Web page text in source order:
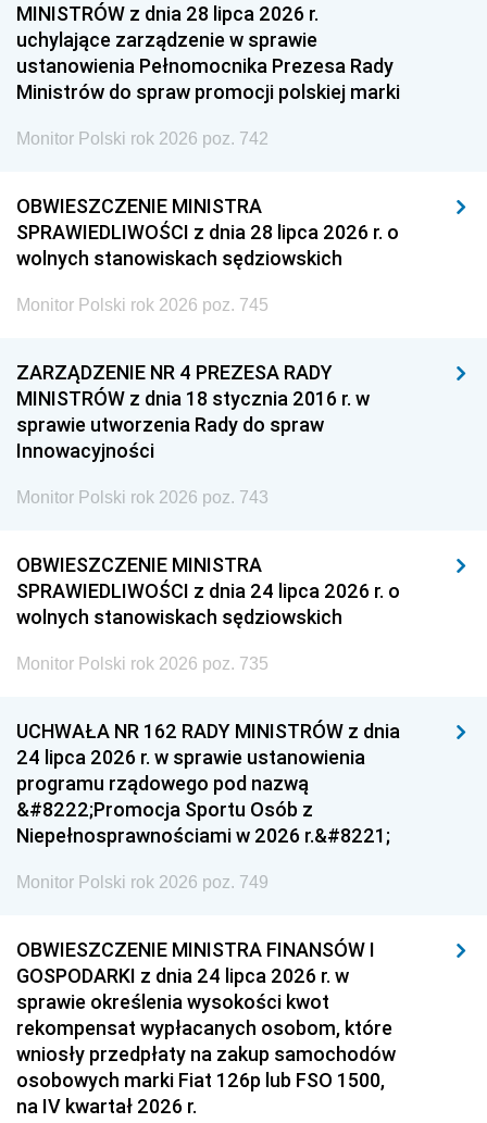
MINISTRÓW z dnia 28 lipca 2026 r.
uchylające zarządzenie w sprawie
ustanowienia Pełnomocnika Prezesa Rady
Ministrów do spraw promocji polskiej marki
Monitor Polski rok 2026 poz. 742
OBWIESZCZENIE MINISTRA
SPRAWIEDLIWOŚCI z dnia 28 lipca 2026 r. o
wolnych stanowiskach sędziowskich
Monitor Polski rok 2026 poz. 745
ZARZĄDZENIE NR 4 PREZESA RADY
MINISTRÓW z dnia 18 stycznia 2016 r. w
sprawie utworzenia Rady do spraw
Innowacyjności
Monitor Polski rok 2026 poz. 743
OBWIESZCZENIE MINISTRA
SPRAWIEDLIWOŚCI z dnia 24 lipca 2026 r. o
wolnych stanowiskach sędziowskich
Monitor Polski rok 2026 poz. 735
UCHWAŁA NR 162 RADY MINISTRÓW z dnia
24 lipca 2026 r. w sprawie ustanowienia
programu rządowego pod nazwą
&#8222;Promocja Sportu Osób z
Niepełnosprawnościami w 2026 r.&#8221;
Monitor Polski rok 2026 poz. 749
OBWIESZCZENIE MINISTRA FINANSÓW I
GOSPODARKI z dnia 24 lipca 2026 r. w
sprawie określenia wysokości kwot
rekompensat wypłacanych osobom, które
wniosły przedpłaty na zakup samochodów
osobowych marki Fiat 126p lub FSO 1500,
na IV kwartał 2026 r.